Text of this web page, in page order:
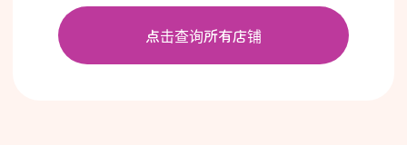
点击查询所有店铺